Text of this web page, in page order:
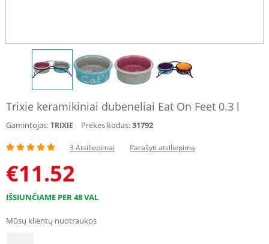
Trixie keramikiniai dubeneliai Eat On Feet 0.3 l
Gamintojas:TRIXIE Prekės kodas:31792
3 Atsiliepimai Parašyti atsiliepimą
€11.52
IŠSIUNČIAME PER 48 VAL
Mūsų klientų nuotraukos